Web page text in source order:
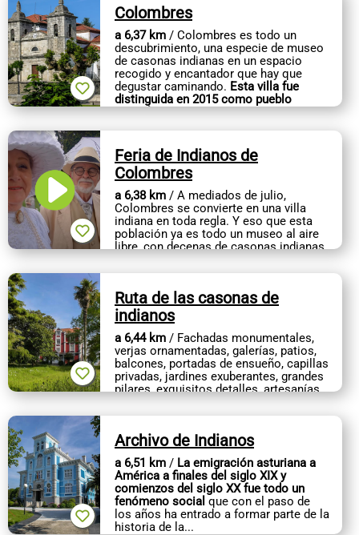
Colombres
a 6,37 km / Colombres es todo un
descubrimiento, una especie de museo
de casonas indianas en un espacio
recogido y encantador que hay que
degustar caminando. Esta villa fue
distinguida en 2015 como pueblo
ejemplar...
Feria de Indianos de
Colombres
a 6,38 km / A mediados de julio,
Colombres se convierte en una villa
indiana en toda regla. Y eso que esta
población ya es todo un museo al aire
libre, con decenas de casonas indianas
Ruta de las casonas de
indianos
a 6,44 km / Fachadas monumentales,
verjas ornamentadas, galerías, patios,
balcones, portadas de ensueño, capillas
privadas, jardines exuberantes, grandes
pilares, exquisitos detalles, artesanías
Archivo de Indianos
a 6,51 km / La emigración asturiana a
América a finales del siglo XIX y
comienzos del siglo XX fue todo un
fenómeno social que con el paso de
los años ha entrado a formar parte de la
historia de la...